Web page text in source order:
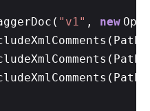
"v1" , new